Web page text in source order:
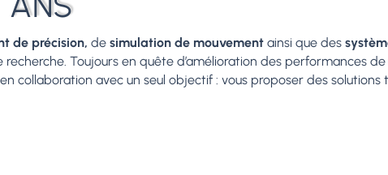
de précision,desimulation de mouvementainsi que des
Toujours en quête d’amélioration des performances
collaboration avec un seul objectif : vous proposer des solutions